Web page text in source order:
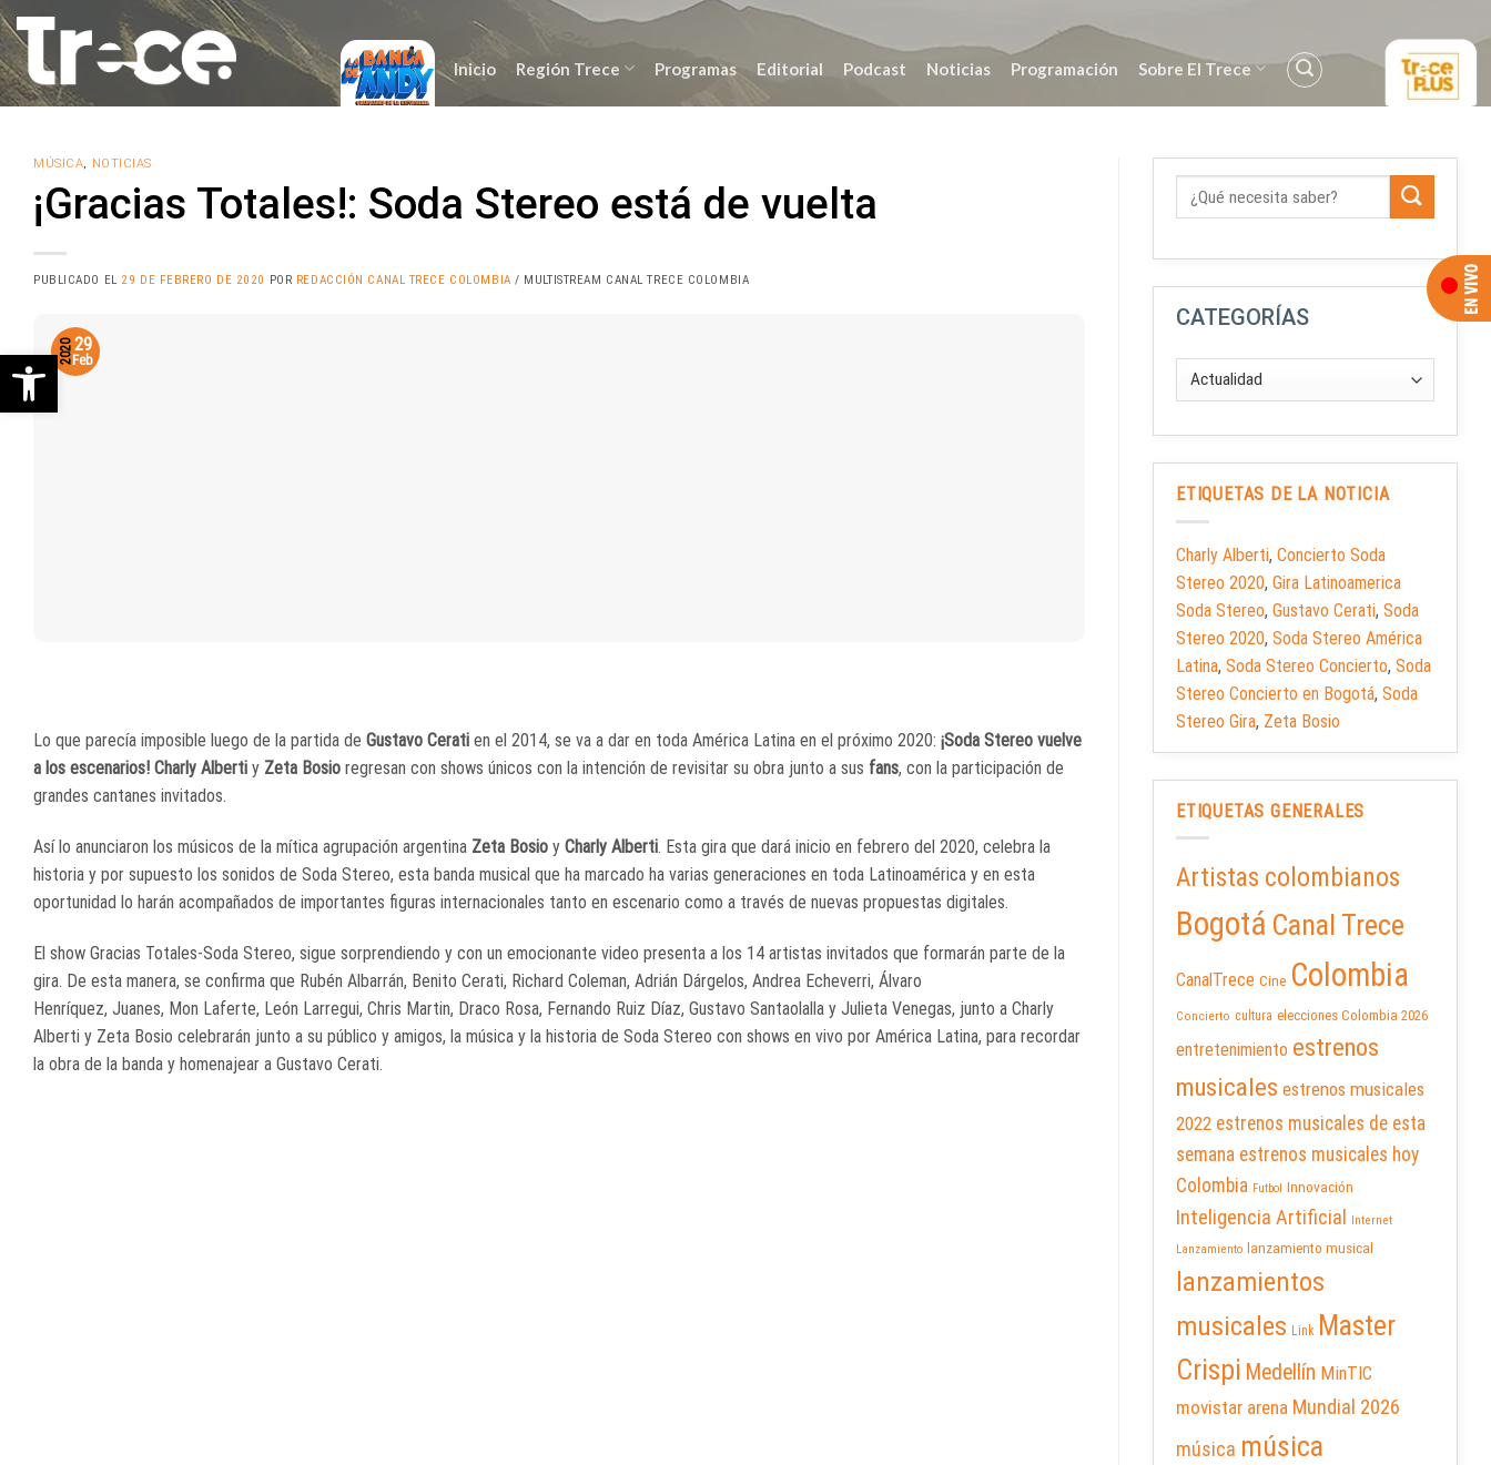
Saltar
al
contenido
Inicio Región Trece Programas Editorial Podcast Noticias Programación Sobre El Trece
MÚSICA, NOTICIAS
¡Gracias Totales!: Soda Stereo está de vuelta
PUBLICADO EL 29 DE FEBRERO DE 2020 POR REDACCIÓN CANAL TRECE COLOMBIA / MULTISTREAM CANAL TRECE COLOMBIA
29
Feb
2020
Lo que parecía imposible luego de la partida de Gustavo Cerati en el 2014, se va a dar en toda América Latina en el próximo 2020: ¡Soda Stereo vuelve
a los escenarios! Charly Alberti y Zeta Bosio regresan con shows únicos con la intención de revisitar su obra junto a sus fans, con la participación de
grandes cantanes invitados.
Así lo anunciaron los músicos de la mítica agrupación argentina Zeta Bosio y Charly Alberti. Esta gira que dará inicio en febrero del 2020, celebra la
historia y por supuesto los sonidos de Soda Stereo, esta banda musical que ha marcado ha varias generaciones en toda Latinoamérica y en esta
oportunidad lo harán acompañados de importantes figuras internacionales tanto en escenario como a través de nuevas propuestas digitales.
El show Gracias Totales-Soda Stereo, sigue sorprendiendo y con un emocionante video presenta a los 14 artistas invitados que formarán parte de la
gira. De esta manera, se confirma que Rubén Albarrán, Benito Cerati, Richard Coleman, Adrián Dárgelos, Andrea Echeverri, Álvaro
Henríquez, Juanes, Mon Laferte, León Larregui, Chris Martin, Draco Rosa, Fernando Ruiz Díaz, Gustavo Santaolalla y Julieta Venegas, junto a Charly
Alberti y Zeta Bosio celebrarán junto a su público y amigos, la música y la historia de Soda Stereo con shows en vivo por América Latina, para recordar
la obra de la banda y homenajear a Gustavo Cerati.
CATEGORÍAS
ETIQUETAS DE LA NOTICIA
Charly Alberti, Concierto Soda
Stereo 2020, Gira Latinoamerica
Soda Stereo, Gustavo Cerati, Soda
Stereo 2020, Soda Stereo América
Latina, Soda Stereo Concierto, Soda
Stereo Concierto en Bogotá, Soda
Stereo Gira, Zeta Bosio
ETIQUETAS GENERALES
Artistas colombianos
Bogotá Canal Trece
CanalTrece Cine Colombia
Concierto cultura elecciones Colombia 2026
entretenimiento estrenos
musicales estrenos musicales
2022 estrenos musicales de esta
semana estrenos musicales hoy
Colombia Futbol Innovación
Inteligencia Artificial
Internet
Lanzamiento
lanzamiento musical
lanzamientos
musicales Link Master
Crispi Medellín MinTIC
movistar arena Mundial 2026
música música
Abrir barra de herramientas